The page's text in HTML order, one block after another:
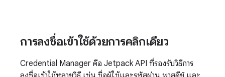
การลงชื่อเข้าใช้ด้วยการคลิกเดียว
Credential Manager คือ Jetpack API ที่รองรับวิธีการ